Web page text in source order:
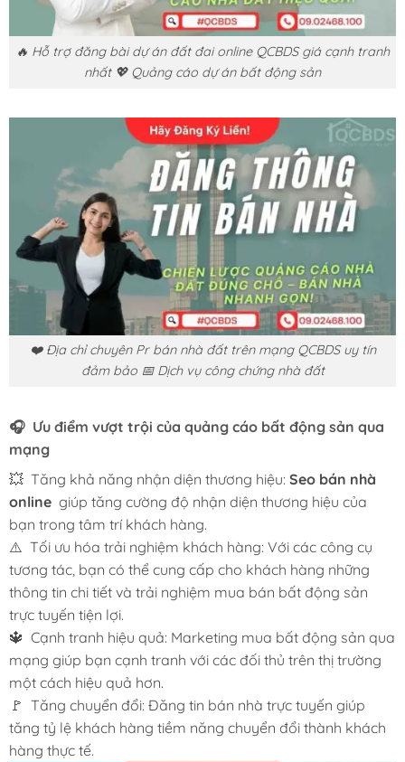
🔥 Hỗ trợ đăng bài dự án đất đai online QCBDS giá cạnh tranh
nhất 💖 Quảng cáo dự án bất động sản
❤️ Địa chỉ chuyên Pr bán nhà đất trên mạng QCBDS uy tín
đảm bảo 📅 Dịch vụ công chứng nhà đất
🎧 Ưu điểm vượt trội của quảng cáo bất động sản qua
mạng
💥 Tăng khả năng nhận diện thương hiệu: Seo bán nhà
online giúp tăng cường độ nhận diện thương hiệu của
bạn trong tâm trí khách hàng.
⚠️ Tối ưu hóa trải nghiệm khách hàng: Với các công cụ
tương tác, bạn có thể cung cấp cho khách hàng những
thông tin chi tiết và trải nghiệm mua bán bất động sản
trực tuyến tiện lợi.
🔱 Cạnh tranh hiệu quả: Marketing mua bất động sản qua
mạng giúp bạn cạnh tranh với các đối thủ trên thị trường
một cách hiệu quả hơn.
🚩 Tăng chuyển đổi: Đăng tin bán nhà trực tuyến giúp
tăng tỷ lệ khách hàng tiềm năng chuyển đổi thành khách
hàng thực tế.